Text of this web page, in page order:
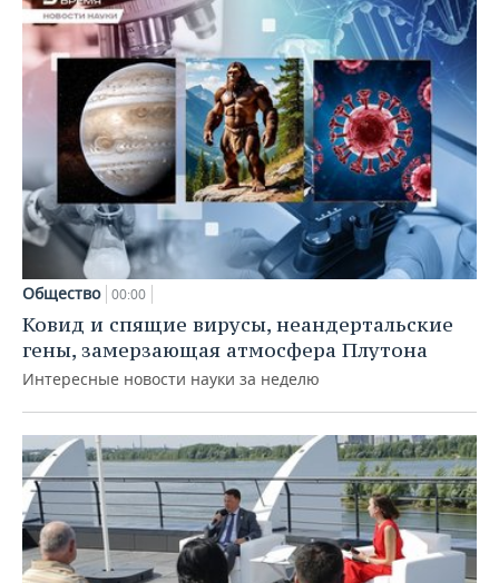
Общество 00:00
Ковид и спящие вирусы, неандертальские
гены, замерзающая атмосфера Плутона
Интересные новости науки за неделю